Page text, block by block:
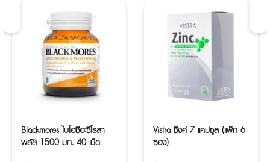
Blackmores ไบโอซีอะซีโรลา
พลัส 1500 มก. 40 เม็ด
Vistra ซิงค์ 7 แคปซูล (แพ็ก 6
ซอง)